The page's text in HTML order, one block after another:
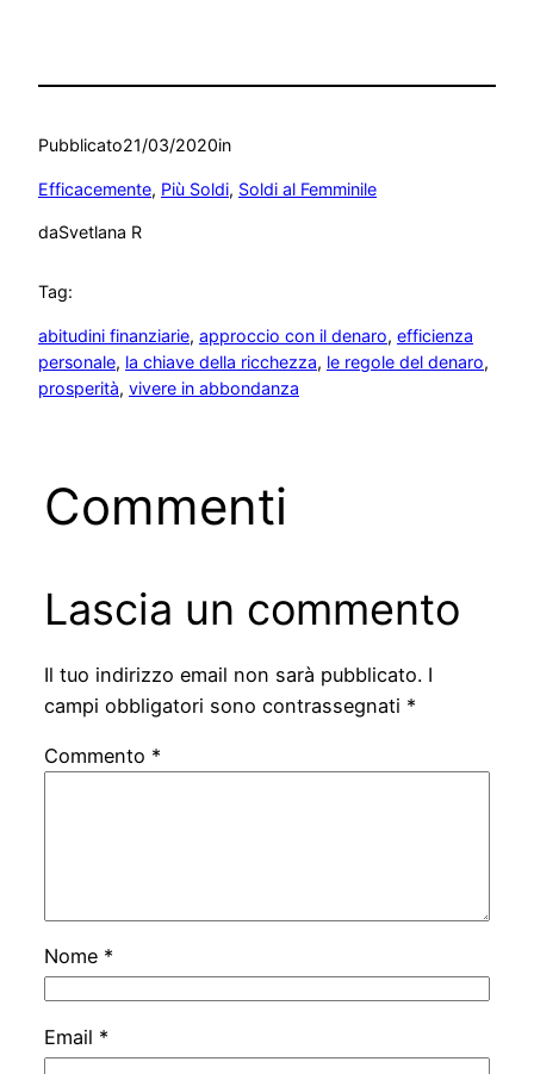
Pubblicato21/03/2020in
Efficacemente, Più Soldi, Soldi al Femminile
daSvetlana R
Tag:
abitudini finanziarie, approccio con il denaro, efficienza
personale, la chiave della ricchezza, le regole del denaro
prosperità, vivere in abbondanza
Commenti
Lascia un commento
Il tuo indirizzo email non sarà pubblicato. I
campi obbligatori sono contrassegnati *
Commento *
Nome *
Email *